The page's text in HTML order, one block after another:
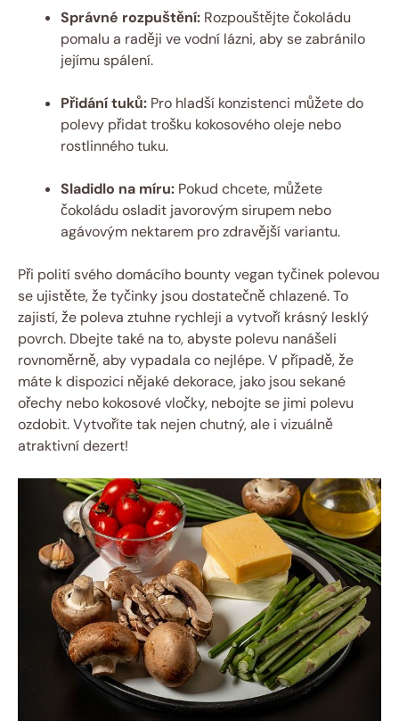
Správné rozpuštění: Rozpouštějte čokoládu
pomalu a raději ve vodní lázni, aby se zabránilo
jejímu spálení.
Přidání tuků: Pro hladší konzistenci můžete do
polevy přidat trošku kokosového oleje nebo
rostlinného tuku.
Sladidlo na míru: Pokud chcete, můžete
čokoládu osladit javorovým sirupem nebo
agávovým nektarem pro zdravější variantu.
Při polití svého domácího bounty vegan tyčinek polevou
se ujistěte, že tyčinky jsou dostatečně chlazené. To
zajistí, že poleva ztuhne rychleji a vytvoří krásný lesklý
povrch. Dbejte také na to, abyste polevu nanášeli
rovnoměrně, aby vypadala co nejlépe. V případě, že
máte k dispozici nějaké dekorace, jako jsou sekané
ořechy nebo kokosové vločky, nebojte se jimi polevu
ozdobit. Vytvoříte tak nejen chutný, ale i vizuálně
atraktivní dezert!